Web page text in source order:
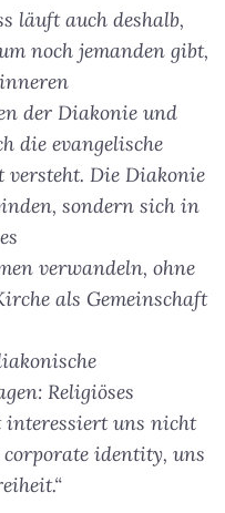
läuft auch deshalb,
noch jemanden gibt,
der Diakonie und
die evangelische
versteht. Die Diakonie
sondern sich in
verwandeln, ohne
als Gemeinschaft
Religiöses
interessiert uns nicht
identity, uns